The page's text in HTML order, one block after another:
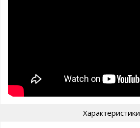
Характеристики